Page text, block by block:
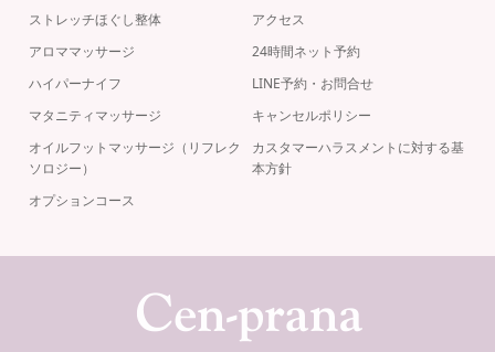
ストレッチほぐし整体
アロママッサージ
ハイパーナイフ
マタニティマッサージ
オイルフットマッサージ（リフレク
ソロジー）
オプションコース
アクセス
24時間ネット予約
LINE予約・お問合せ
キャンセルポリシー
カスタマーハラスメントに対する基
本方針